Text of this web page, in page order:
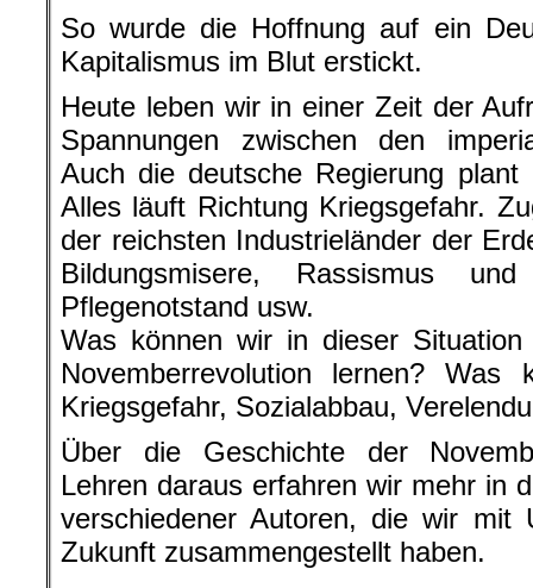
So wurde die Hoffnung auf ein
Kapitalismus im Blut erstickt.
Heute leben wir in einer Zeit der
Spannungen zwischen den
Auch die deutsche Regierung plant
Alles läuft Richtung Kriegsgefahr.
der reichsten Industrieländer der
Bildungsmisere, Rassismus
Pflegenotstand usw.
Was können wir in dieser
Novemberrevolution lernen?
Kriegsgefahr, Sozialabbau,
Über die Geschichte der
Lehren daraus erfahren wir mehr in
verschiedener Autoren, die wir mit
Zukunft zusammengestellt haben.